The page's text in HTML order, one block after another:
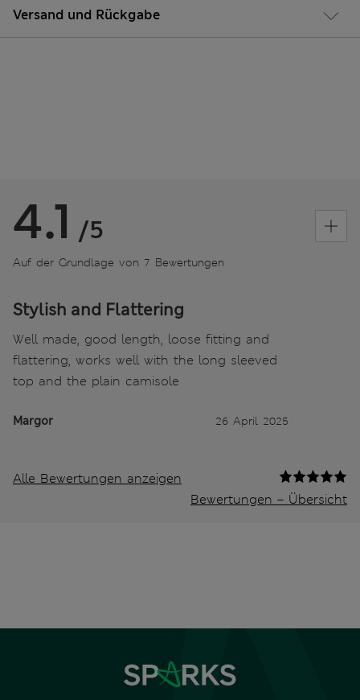
Versand und Rückgabe
4.1 /5
Auf der Grundlage von 7 Bewertungen
Stylish and Flattering
Well made, good length, loose fitting and
flattering, works well with the long sleeved
top and the plain camisole
Margor 26 April 2025
Alle Bewertungen anzeigen
Bewertungen – Übersicht